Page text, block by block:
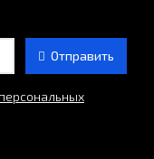
Отправить